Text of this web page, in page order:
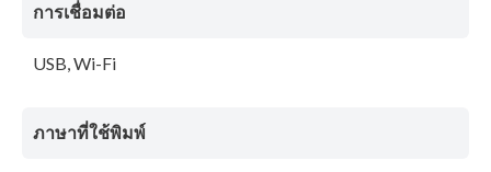
การเชื่อมต่อ
USB, Wi-Fi
ภาษาที่ใช้พิมพ์